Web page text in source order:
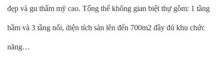
đẹp và gu thẩm mỹ cao. Tổng thể không gian biệt thự gồm: 1 tầng
hầm và 3 tầng nổi, diện tích sàn lên đến 700m2 đầy đủ khu chức
năng…